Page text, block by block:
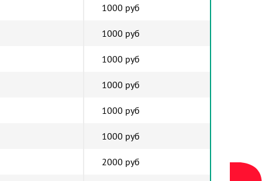
1000 руб
1000 руб
1000 руб
1000 руб
1000 руб
1000 руб
2000 руб